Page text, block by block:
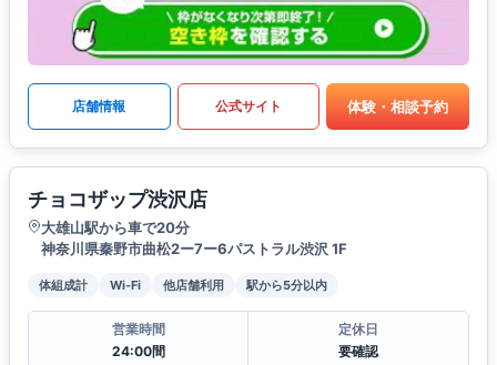
店舗情報 公式サイト 体験・相談予約
チョコザップ渋沢店
大雄山駅から車で20分
神奈川県秦野市曲松2ー7ー6パストラル渋沢 1F
体組成計 Wi-Fi 他店舗利用 駅から5分以内
営業時間
24:00間
定休日
要確認